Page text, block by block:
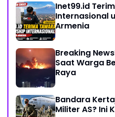
Inet99.id
Internasional
Armenia
Breaking
Saat Warga
Raya
Bandara
Militer AS? Ini